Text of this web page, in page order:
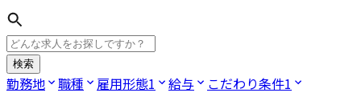
検索
勤務地 職種 雇用形態1 給与 こだわり条件1